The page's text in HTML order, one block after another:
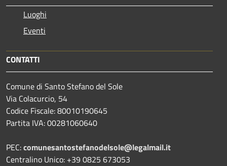
Luoghi
Eventi
CONTATTI
Comune di Santo Stefano del Sole
Via Colacurcio, 54
Codice Fiscale: 80010190645
Partita IVA: 00281060640
PEC:comunesantostefanodelsole@legalmail.it
Centralino Unico: +39 0825 673053